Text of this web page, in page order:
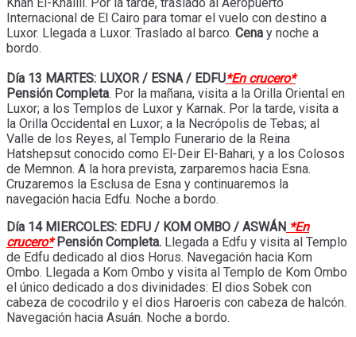
Khan El-Khalili. Por la tarde, traslado al Aeropuerto
Internacional de El Cairo para tomar el vuelo con destino a
Luxor. Llegada a Luxor. Traslado al barco. Cena y noche a
bordo.
Día 13 MARTES: LUXOR / ESNA / EDFU*En crucero*
Pensión Completa. Por la mañana, visita a la Orilla Oriental en
Luxor; a los Templos de Luxor y Karnak. Por la tarde, visita a
la Orilla Occidental en Luxor; a la Necrópolis de Tebas; al
Valle de los Reyes, al Templo Funerario de la Reina
Hatshepsut conocido como El-Deir El-Bahari, y a los Colosos
de Memnon. A la hora prevista, zarparemos hacia Esna.
Cruzaremos la Esclusa de Esna y continuaremos la
navegación hacia Edfu. Noche a bordo.
Día 14 MIERCOLES: EDFU / KOM OMBO / ASWÁN *En
crucero*Pensión Completa. Llegada a Edfu y visita al Templo
de Edfu dedicado al dios Horus. Navegación hacia Kom
Ombo. Llegada a Kom Ombo y visita al Templo de Kom Ombo
el único dedicado a dos divinidades: El dios Sobek con
cabeza de cocodrilo y el dios Haroeris con cabeza de halcón.
Navegación hacia Asuán. Noche a bordo.